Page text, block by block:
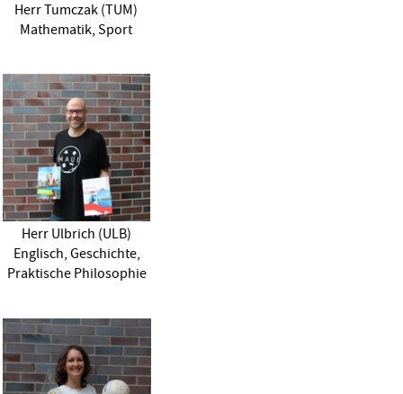
Herr Tumczak (TUM)
Mathematik, Sport
Herr Ulbrich (ULB)
Englisch, Geschichte,
Praktische Philosophie